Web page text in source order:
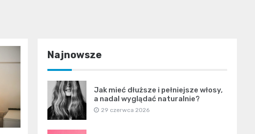
Najnowsze
Jak mieć dłuższe i pełniejsze włosy,
a nadal wyglądać naturalnie?
29 czerwca 2026